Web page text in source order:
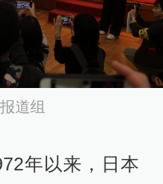
道组
年以来，日本